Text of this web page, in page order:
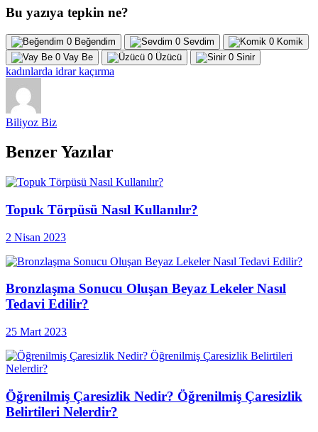
Bu yazıya tepkin ne?
0 Beğendim 0 Sevdim 0 Komik
0 Vay Be 0 Üzücü 0 Sinir
kadınlarda idrar kaçırma
Biliyoz Biz
Benzer Yazılar
Topuk Törpüsü Nasıl Kullanılır?
2 Nisan 2023
Bronzlaşma Sonucu Oluşan Beyaz Lekeler Nasıl
Tedavi Edilir?
25 Mart 2023
Öğrenilmiş Çaresizlik Nedir? Öğrenilmiş Çaresizlik
Belirtileri Nelerdir?